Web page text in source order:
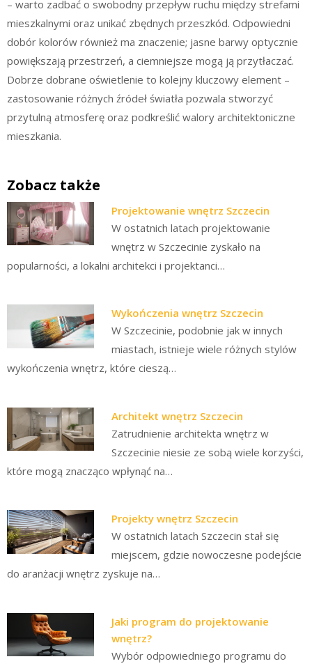
– warto zadbać o swobodny przepływ ruchu między strefami
mieszkalnymi oraz unikać zbędnych przeszkód. Odpowiedni
dobór kolorów również ma znaczenie; jasne barwy optycznie
powiększają przestrzeń, a ciemniejsze mogą ją przytłaczać.
Dobrze dobrane oświetlenie to kolejny kluczowy element –
zastosowanie różnych źródeł światła pozwala stworzyć
przytulną atmosferę oraz podkreślić walory architektoniczne
mieszkania.
Zobacz także
Projektowanie wnętrz Szczecin
W ostatnich latach projektowanie
wnętrz w Szczecinie zyskało na
popularności, a lokalni architekci i projektanci…
Wykończenia wnętrz Szczecin
W Szczecinie, podobnie jak w innych
miastach, istnieje wiele różnych stylów
wykończenia wnętrz, które cieszą…
Architekt wnętrz Szczecin
Zatrudnienie architekta wnętrz w
Szczecinie niesie ze sobą wiele korzyści,
które mogą znacząco wpłynąć na…
Projekty wnętrz Szczecin
W ostatnich latach Szczecin stał się
miejscem, gdzie nowoczesne podejście
do aranżacji wnętrz zyskuje na…
Jaki program do projektowanie
wnętrz?
Wybór odpowiedniego programu do